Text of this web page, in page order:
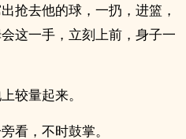
抢去他的球，一扔，进篮，
这一手，立刻上前，身子一
较量起来。
看，不时鼓掌。